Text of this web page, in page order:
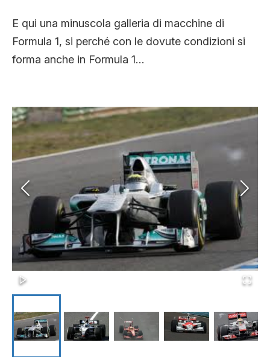
E qui una minuscola galleria di macchine di
Formula 1, si perché con le dovute condizioni si
forma anche in Formula 1…